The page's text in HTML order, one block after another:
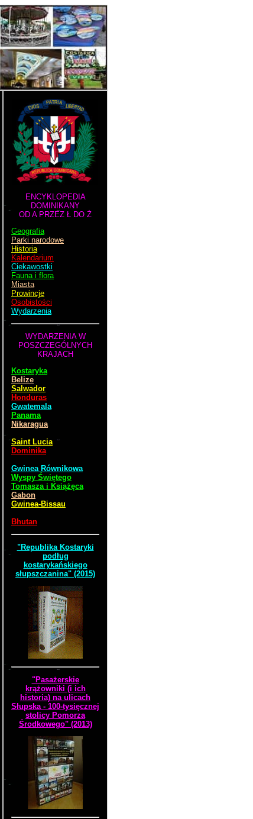
ENCYKLOPEDIA
DOMINIKANY
OD A PRZEZ Ł DO Ż
Geografia
Parki narodowe
Historia
Kalendarium
Ciekawostki
Fauna i flora
Miasta
Prowincje
Osobistości
Wydarzenia
WYDARZENIA W
POSZCZEGÓLNYCH
KRAJACH
Kostaryka
Belize
Salwador
Honduras
Gwatemala
Panama
Nikaragua
Saint Lucia
Dominika
Gwinea Równikowa
Wyspy Świętego
Tomasza i Książęca
Gabon
Gwinea-Bissau
Bhutan
"Republika Kostaryki
podług
kostarykańskiego
słupszczanina" (2015)
"Pasażerskie
krążowniki (i ich
historia) na ulicach
Słupska - 100-tysięcznej
stolicy Pomorza
Środkowego" (2013)